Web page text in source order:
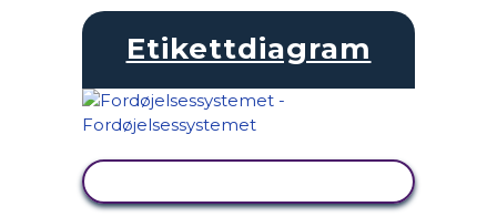
Etikettdiagram